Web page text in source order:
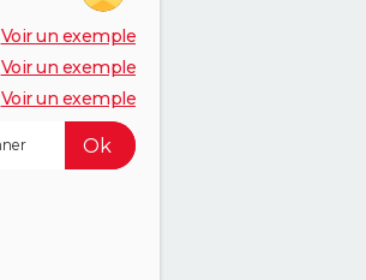
Voir un exemple
Voir un exemple
Voir un exemple